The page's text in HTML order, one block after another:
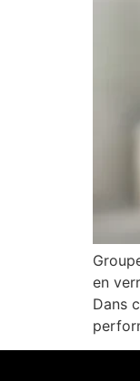
en
Dans